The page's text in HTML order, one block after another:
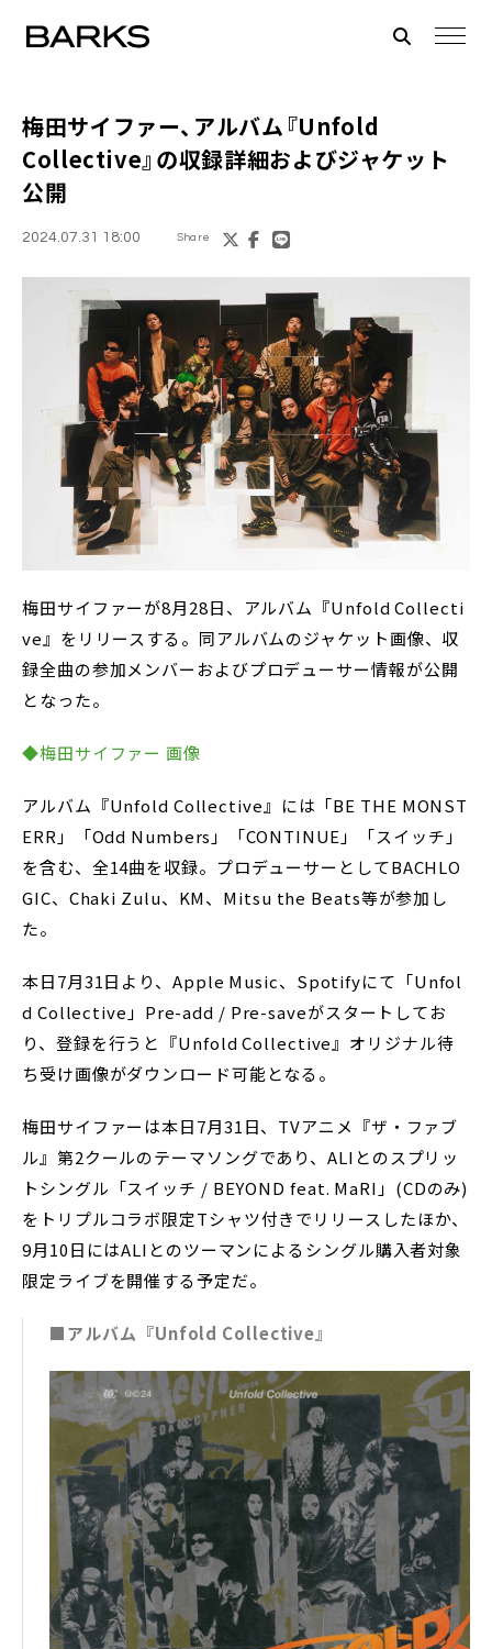
梅田サイファー、アルバム『Unfold
Collective』の収録詳細およびジャケット
公開
2024.07.31 18:00 Share
梅田サイファーが8月28日、アルバム『Unfold Collecti
ve』をリリースする。同アルバムのジャケット画像、収
録全曲の参加メンバーおよびプロデューサー情報が公開
となった。
◆梅田サイファー 画像
アルバム『Unfold Collective』には「BE THE MONST
ERR」「Odd Numbers」「CONTINUE」「スイッチ」
を含む、全14曲を収録。プロデューサーとしてBACHLO
GIC、Chaki Zulu、KM、Mitsu the Beats等が参加し
た。
本日7月31日より、Apple Music、Spotifyにて「Unfol
d Collective」Pre-add / Pre-saveがスタートしてお
り、登録を行うと『Unfold Collective』オリジナル待
ち受け画像がダウンロード可能となる。
梅田サイファーは本日7月31日、TVアニメ『ザ・ファブ
ル』第2クールのテーマソングであり、ALIとのスプリッ
トシングル「スイッチ / BEYOND feat. MaRI」(CDのみ)
をトリプルコラボ限定Tシャツ付きでリリースしたほか、
9月10日にはALIとのツーマンによるシングル購入者対象
限定ライブを開催する予定だ。
■アルバム『Unfold Collective』